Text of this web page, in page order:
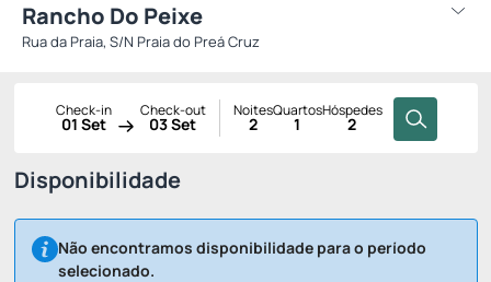
Rancho Do Peixe
Rua da Praia, S/N Praia do Preá Cruz
Check-in
01 Set
Check-out
03 Set
Noites
2
Quartos
1
Hóspedes
2
Disponibilidade
Não encontramos disponibilidade para o período
selecionado.